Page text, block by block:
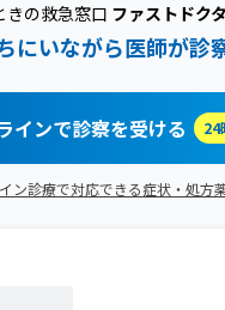
きの救急窓口 ファストドク
にいながら医師が診
インで診察を受ける 24
ン診療で対応できる症状・処方